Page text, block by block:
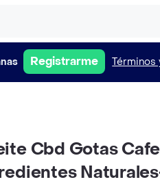
Registrarme Términos
Cbd Gotas